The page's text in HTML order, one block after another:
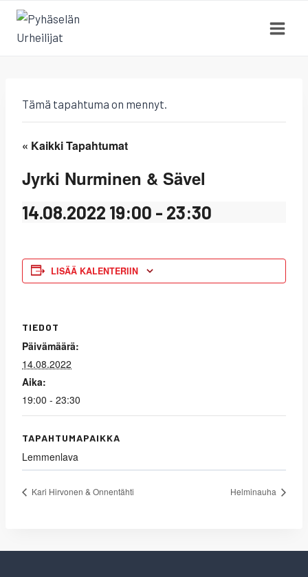
Siirry
sisältöön
Tämä tapahtuma on mennyt.
« Kaikki Tapahtumat
Jyrki Nurminen & Sävel
14.08.2022 19:00 - 23:30
LISÄÄ KALENTERIIN
TIEDOT
Päivämäärä:
14.08.2022
Aika:
19:00 - 23:30
TAPAHTUMAPAIKKA
Lemmenlava
Kari Hirvonen & Onnentähti Helminauha